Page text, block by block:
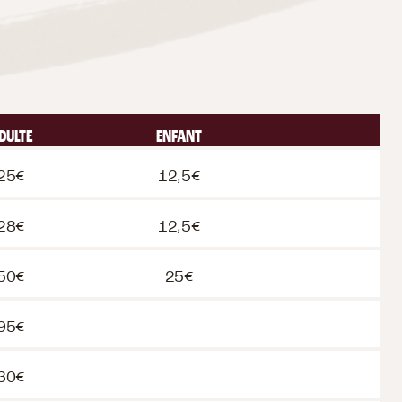
ENFANT
12,5€
12,5€
25€